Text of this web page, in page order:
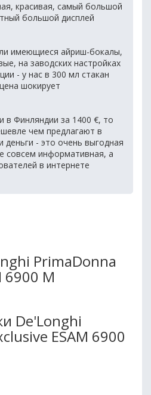
красивая, самый большой
большой дисплей
имеющиеся айриш-бокалы,
на заводских настройках
- у нас в 300 мл стакан
шокирует
в Финляндии за 1400 €, то
чем предлагают в
деньги - это очень выгодная
совсем информативная, а
в интернете
PrimaDonna
6900 M
De'Longhi
ESAM 6900